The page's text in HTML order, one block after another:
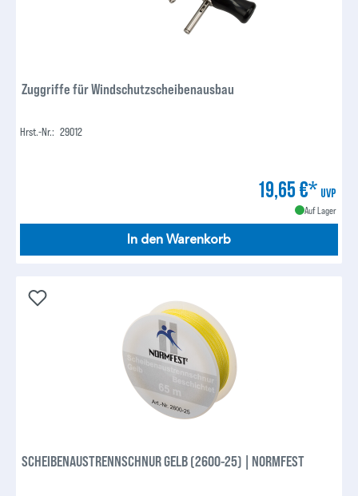
Zuggriffe für Windschutzscheibenausbau
Hrst.-Nr.: 29012
19,65 €* UVP
Auf Lager
In den Warenkorb
SCHEIBENAUSTRENNSCHNUR GELB (2600-25) | NORMFEST